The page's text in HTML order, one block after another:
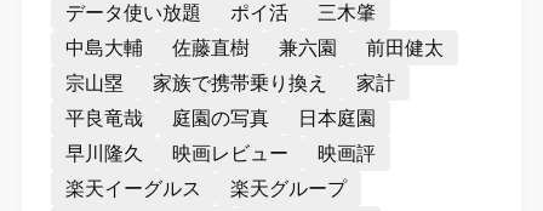
データ使い放題
ポイ活
三木肇
中島大輔
佐藤直樹 兼六園
前田健太
宗山塁
家族で携帯乗り換え
家計
平良竜哉
庭園の写真
日本庭園
早川隆久
映画レビュー
映画評
楽天イーグルス
楽天グループ